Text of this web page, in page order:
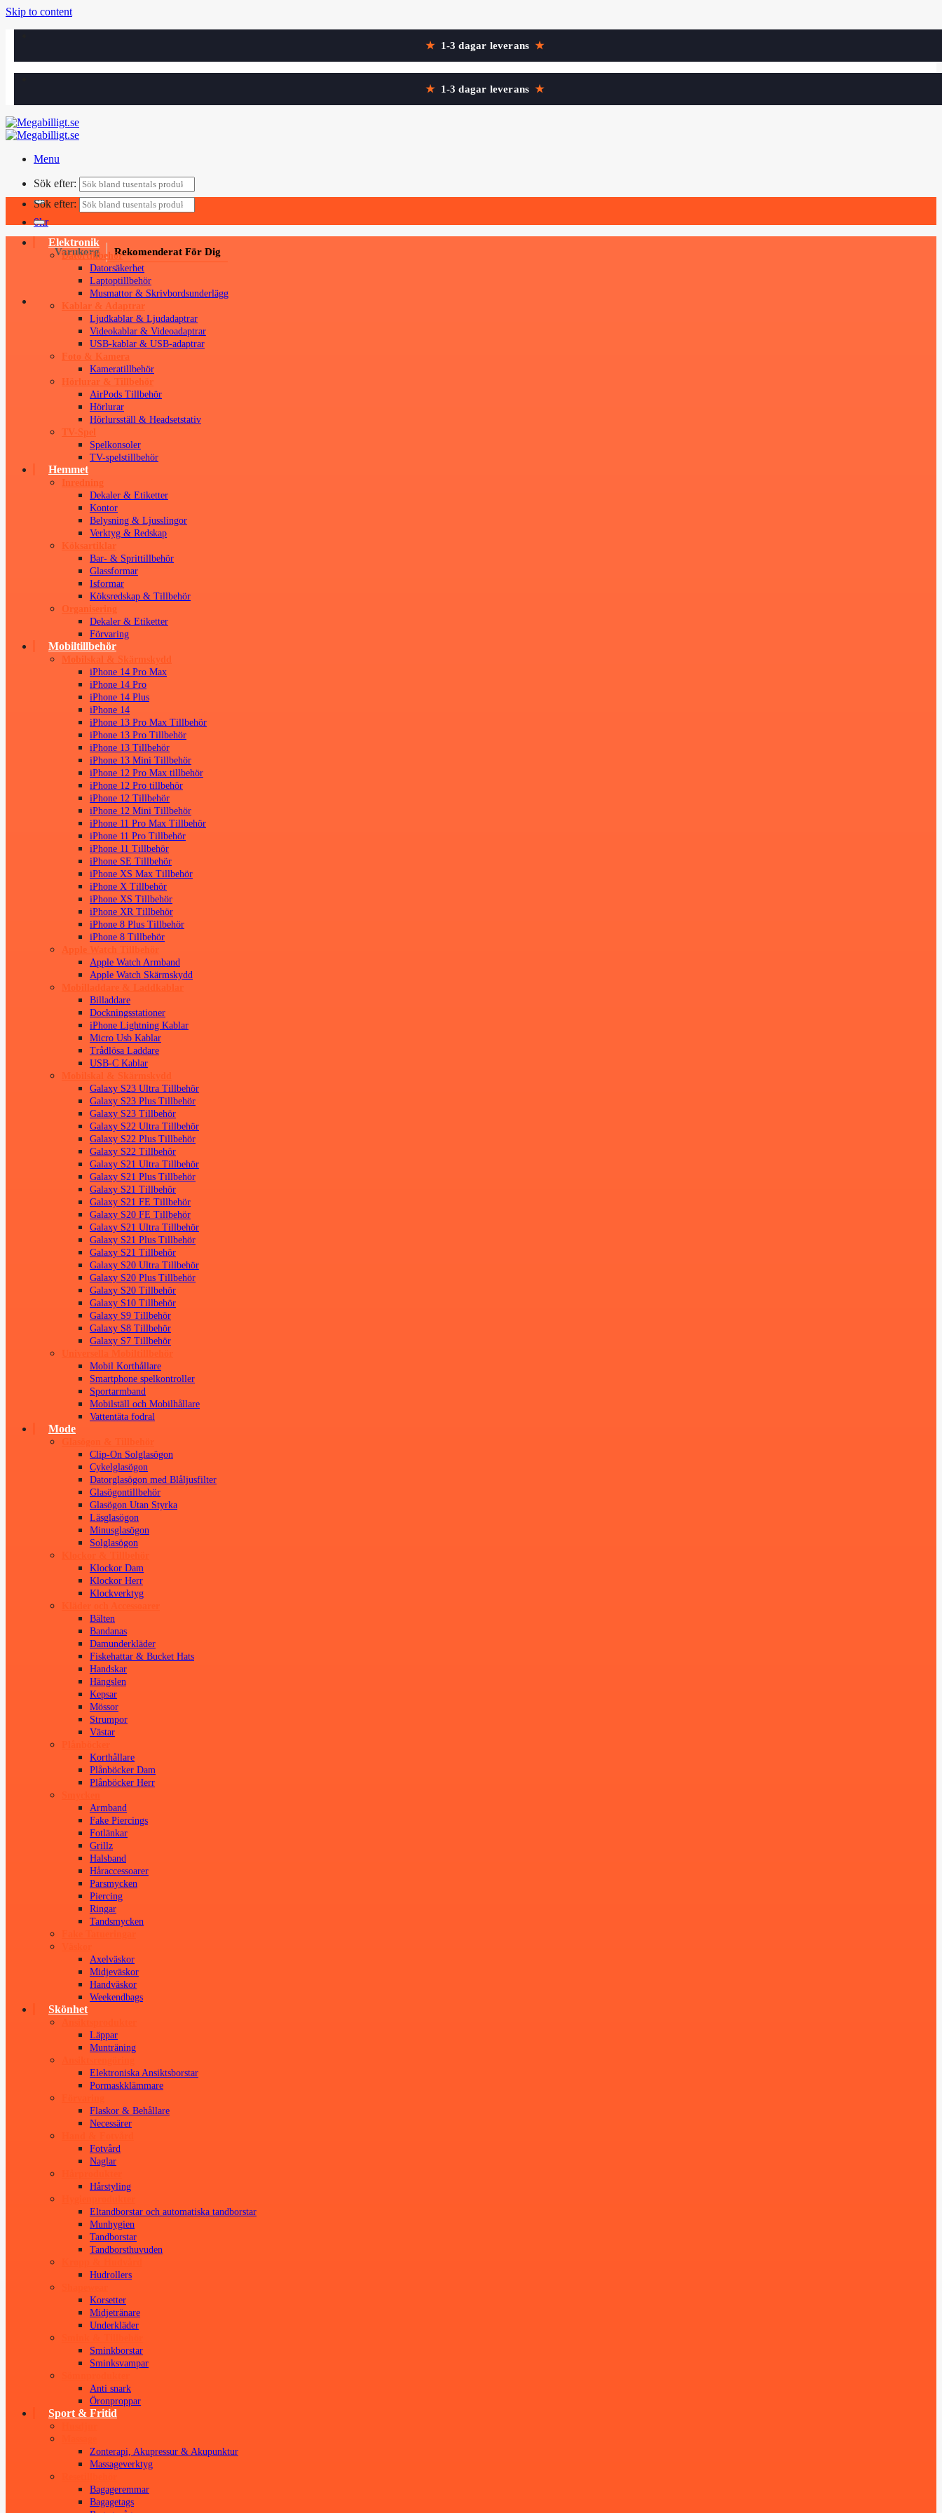
Skip to content
★ 1-3 dagar leverans ★
★ 1-3 dagar leverans ★
Menu
Sök efter:
0kr
Varukorg Rekomenderat För Dig
Sök efter:
Elektronik
Datortillbehör
Datorsäkerhet
Laptoptillbehör
Musmattor & Skrivbordsunderlägg
Kablar & Adaptrar
Ljudkablar & Ljudadaptrar
Videokablar & Videoadaptrar
USB-kablar & USB-adaptrar
Foto & Kamera
Kameratillbehör
Hörlurar & Tillbehör
AirPods Tillbehör
Hörlurar
Hörlursställ & Headsetstativ
TV-Spel
Spelkonsoler
TV-spelstillbehör
Hemmet
Inredning
Dekaler & Etiketter
Kontor
Belysning & Ljusslingor
Verktyg & Redskap
Köksartiklar
Bar- & Sprittillbehör
Glassformar
Isformar
Köksredskap & Tillbehör
Organisering
Dekaler & Etiketter
Förvaring
Mobiltillbehör
Mobilskal & Skärmskydd
iPhone 14 Pro Max
iPhone 14 Pro
iPhone 14 Plus
iPhone 14
iPhone 13 Pro Max Tillbehör
iPhone 13 Pro Tillbehör
iPhone 13 Tillbehör
iPhone 13 Mini Tillbehör
iPhone 12 Pro Max tillbehör
iPhone 12 Pro tillbehör
iPhone 12 Tillbehör
iPhone 12 Mini Tillbehör
iPhone 11 Pro Max Tillbehör
iPhone 11 Pro Tillbehör
iPhone 11 Tillbehör
iPhone SE Tillbehör
iPhone XS Max Tillbehör
iPhone X Tillbehör
iPhone XS Tillbehör
iPhone XR Tillbehör
iPhone 8 Plus Tillbehör
iPhone 8 Tillbehör
Apple Watch Tillbehör
Apple Watch Armband
Apple Watch Skärmskydd
Mobilladdare & Laddkablar
Billaddare
Dockningsstationer
iPhone Lightning Kablar
Micro Usb Kablar
Trådlösa Laddare
USB-C Kablar
Galaxy S23 Ultra Tillbehör
Galaxy S23 Plus Tillbehör
Galaxy S23 Tillbehör
Galaxy S22 Ultra Tillbehör
Galaxy S22 Plus Tillbehör
Galaxy S22 Tillbehör
Galaxy S21 Ultra Tillbehör
Galaxy S21 Plus Tillbehör
Galaxy S21 Tillbehör
Galaxy S21 FE Tillbehör
Galaxy S20 FE Tillbehör
Galaxy S21 Ultra Tillbehör
Galaxy S21 Plus Tillbehör
Galaxy S21 Tillbehör
Galaxy S20 Ultra Tillbehör
Galaxy S20 Plus Tillbehör
Galaxy S20 Tillbehör
Galaxy S10 Tillbehör
Galaxy S9 Tillbehör
Galaxy S8 Tillbehör
Galaxy S7 Tillbehör
Mobil Korthållare
Smartphone spelkontroller
Sportarmband
Mobilställ och Mobilhållare
Vattentäta fodral
Mode
Clip-On Solglasögon
Cykelglasögon
Datorglasögon med Blåljusfilter
Glasögontillbehör
Glasögon Utan Styrka
Läsglasögon
Minusglasögon
Solglasögon
Klockor Dam
Klockor Herr
Klockverktyg
Bälten
Bandanas
Damunderkläder
Fiskehattar & Bucket Hats
Handskar
Hängslen
Kepsar
Mössor
Strumpor
Västar
Korthållare
Plånböcker Dam
Plånböcker Herr
Armband
Fake Piercings
Fotlänkar
Grillz
Halsband
Håraccessoarer
Parsmycken
Piercing
Ringar
Tandsmycken
Axelväskor
Midjeväskor
Handväskor
Weekendbags
Skönhet
Läppar
Munträning
Elektroniska Ansiktsborstar
Pormaskklämmare
Flaskor & Behållare
Necessärer
Fotvård
Naglar
Hårstyling
Eltandborstar och automatiska tandborstar
Munhygien
Tandborstar
Tandborsthuvuden
Hudrollers
Korsetter
Midjetränare
Underkläder
Sminkborstar
Sminksvampar
Anti snark
Öronproppar
Sport & Fritid
Zonterapi, Akupressur & Akupunktur
Massageverktyg
Bagageremmar
Bagagetags